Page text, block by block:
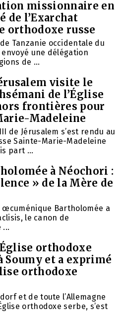
missionnaire en
de l’Exarchat
orthodoxe russe
Tanzanie occidentale du
une délégation
de ...
visite le
de l’Église
frontières pour
Madeleine
de Jérusalem s’est rendu au
Sainte-Marie-Madeleine
part ...
à Néochori :
» de la Mère de
Bartholomée a
le canon de
...
orthodoxe
Soumy et a exprimé
orthodoxe
et de toute l’Allemagne
orthodoxe serbe, s’est